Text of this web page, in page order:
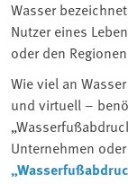
Wasser
Nutzer eines
oder den
Wie viel an
und virtuell –
Unternehmen